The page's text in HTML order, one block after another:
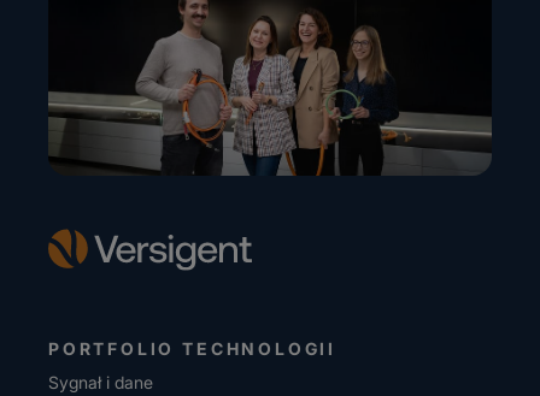
PORTFOLIO TECHNOLOGII
Sygnał i dane